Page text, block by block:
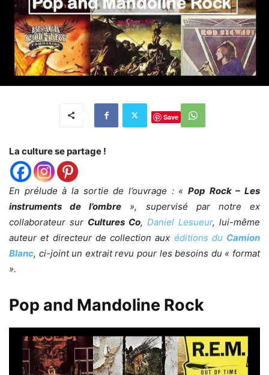
Save
La culture se partage !
En prélude à la sortie de l’ouvrage : « Pop Rock – Les
instruments de l’ombre », supervisé par notre ex
collaborateur sur Cultures Co, Daniel Lesueur, lui-même
auteur et directeur de collection aux éditions du Camion
Blanc, ci-joint un extrait revu pour les besoins du « format
».
Pop and Mandoline Rock